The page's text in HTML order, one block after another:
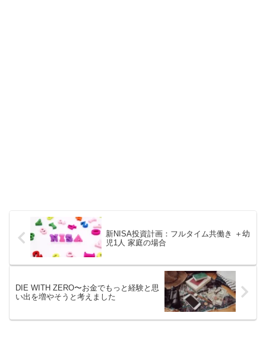
新NISA投資計画：フルタイム共働き ＋幼
児1人 家庭の場合
DIE WITH ZERO〜お金でもっと経験と思
い出を増やそうと考えました